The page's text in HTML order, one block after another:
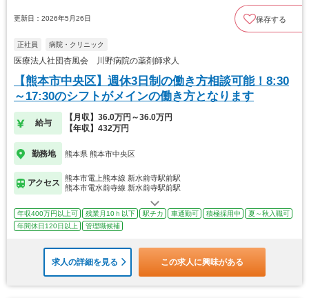
更新日：2026年5月26日 保存する
正社員 病院・クリニック
医療法人社団杏風会 川野病院の薬剤師求人
【熊本市中央区】週休3日制の働き方相談可能！8:30
～17:30のシフトがメインの働き方となります
給与
【月収】36.0万円～36.0万円
【年収】432万円
勤務地 熊本県 熊本市中央区
アクセス
熊本市電上熊本線 新水前寺駅前駅
熊本市電水前寺線 新水前寺駅前駅
年収400万円以上可 残業月10ｈ以下 駅チカ 車通勤可 積極採用中
夏～秋入職可
年間休日120日以上
管理職候補
求人の詳細を見る この求人に興味がある